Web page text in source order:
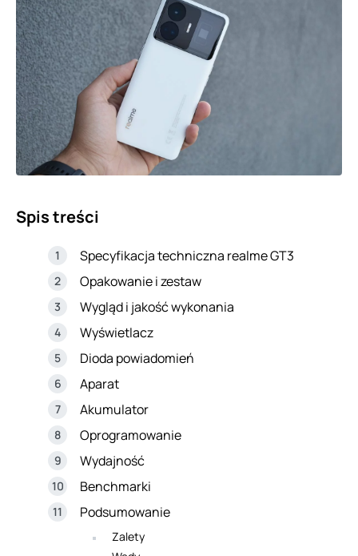
Spis treści
Specyfikacja techniczna realme GT3
Opakowanie i zestaw
Wygląd i jakość wykonania
Wyświetlacz
Dioda powiadomień
Aparat
Akumulator
Oprogramowanie
Wydajność
Benchmarki
Podsumowanie
Zalety